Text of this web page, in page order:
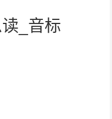
_音标